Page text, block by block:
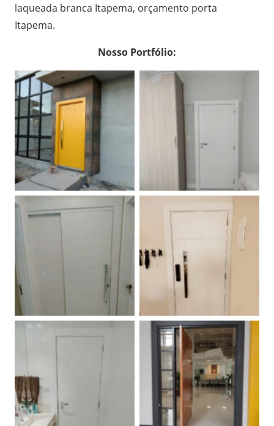
laqueada branca Itapema, orçamento porta
Itapema.
Nosso Portfólio: